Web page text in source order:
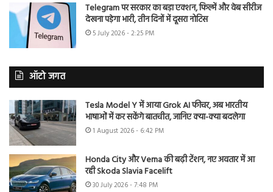
Telegram पर सरकार का बड़ा एक्शन, फिल्में और वेब सीरीज
देखना पड़ेगा भारी, तीन दिनों में दूसरा नोटिस
5 July 2026 - 2:25 PM
ऑटो जगत
Tesla Model Y में आया Grok AI फीचर, अब भारतीय
भाषाओं में कर सकेंगे बातचीत, जानिए क्या-क्या बदलेगा
1 August 2026 - 6:42 PM
Honda City और Verna की बढ़ी टेंशन, नए अवतार में आ
रही Skoda Slavia Facelift
30 July 2026 - 7:48 PM